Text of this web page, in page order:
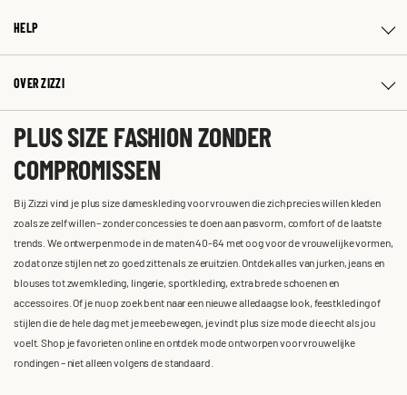
HELP
OVER ZIZZI
PLUS SIZE FASHION ZONDER
COMPROMISSEN
Bij Zizzi vind je plus size dameskleding voor vrouwen die zich precies willen kleden
zoals ze zelf willen – zonder concessies te doen aan pasvorm, comfort of de laatste
trends. We ontwerpen mode in de maten 40-64 met oog voor de vrouwelijke vormen,
zodat onze stijlen net zo goed zitten als ze eruitzien. Ontdek alles van jurken, jeans en
blouses tot zwemkleding, lingerie, sportkleding, extra brede schoenen en
accessoires. Of je nu op zoek bent naar een nieuwe alledaagse look, feestkleding of
stijlen die de hele dag met je meebewegen, je vindt plus size mode die echt als jou
voelt. Shop je favorieten online en ontdek mode ontworpen voor vrouwelijke
rondingen – niet alleen volgens de standaard.